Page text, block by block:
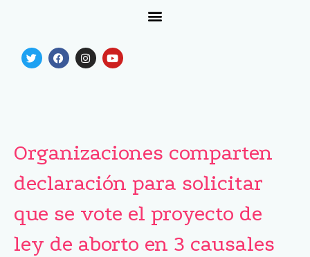
Organizaciones comparten
declaración para solicitar
que se vote el proyecto de
ley de aborto en 3 causales